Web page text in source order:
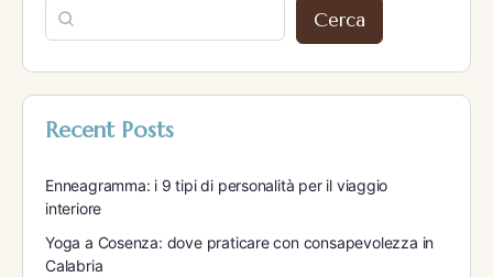
Cerca
Recent Posts
Enneagramma: i 9 tipi di personalità per il viaggio
interiore
Yoga a Cosenza: dove praticare con consapevolezza in
Calabria